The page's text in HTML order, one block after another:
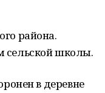
района.
сельской школы.
в деревне